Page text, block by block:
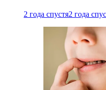
2 года спустя2 года